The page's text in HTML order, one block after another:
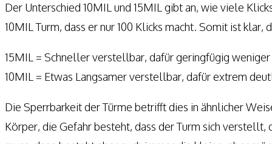
Der Unterschied 10MIL und 15MIL gibt an, wie viele
10MIL Turm, dass er nur 100 Klicks macht. Somit ist klar,
15MIL = Schneller verstellbar, dafür geringfügig
10MIL = Etwas Langsamer verstellbar, dafür extrem
Die Sperrbarkeit der Türme betrifft dies in ähnlicher
Körper, die Gefahr besteht, dass der Turm sich